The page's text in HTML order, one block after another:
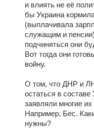
и влиять не её
бы Украина
(выплачивала
служащим и
подчиняться они
Вот тогда они
войну.
О том, что ДНР и
остаться в составе
заявляли многие
Например, Бес.
нужны?